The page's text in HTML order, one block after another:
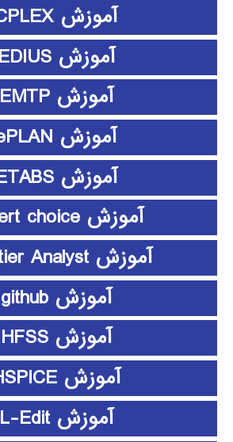
آموزش CPLEX
آموزش EDIUS
آموزش EMTP
آموزش ePLAN
آموزش ETABS
آموزش expert choice
آموزش Frontier Analyst
آموزش github
آموزش HFSS
آموزش HSPICE
آموزش L-Edit